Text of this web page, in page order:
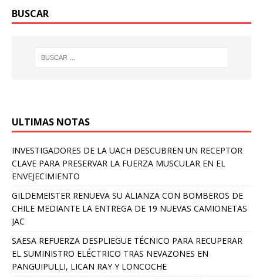
BUSCAR
ULTIMAS NOTAS
INVESTIGADORES DE LA UACH DESCUBREN UN RECEPTOR
CLAVE PARA PRESERVAR LA FUERZA MUSCULAR EN EL
ENVEJECIMIENTO
GILDEMEISTER RENUEVA SU ALIANZA CON BOMBEROS DE
CHILE MEDIANTE LA ENTREGA DE 19 NUEVAS CAMIONETAS
JAC
SAESA REFUERZA DESPLIEGUE TÉCNICO PARA RECUPERAR
EL SUMINISTRO ELÉCTRICO TRAS NEVAZONES EN
PANGUIPULLI, LICAN RAY Y LONCOCHE